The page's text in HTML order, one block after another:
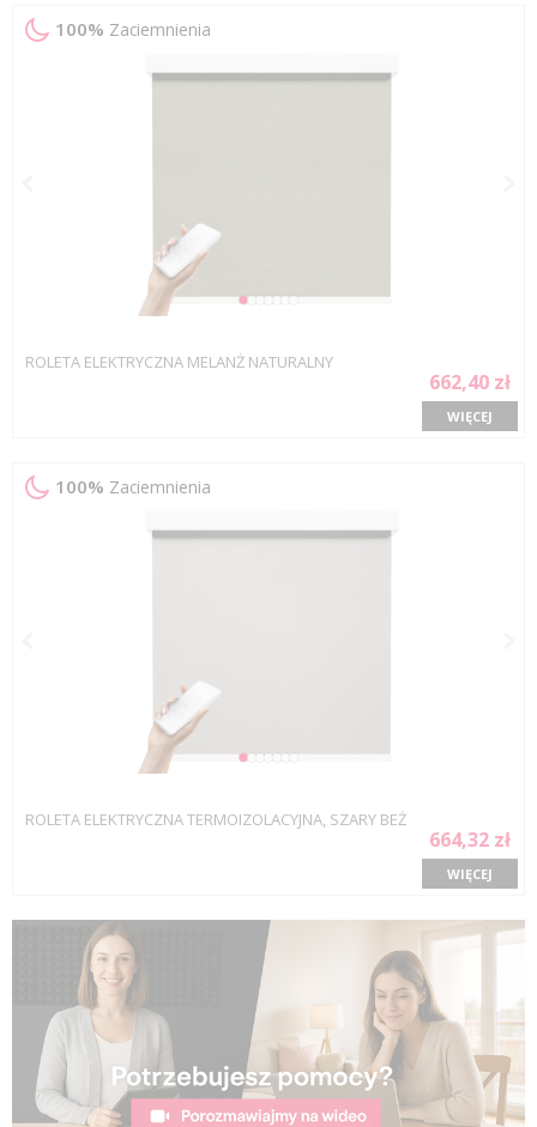
100% Zaciemnienia
ROLETA ELEKTRYCZNA MELANŻ NATURALNY
662,40 zł
WIĘCEJ
100% Zaciemnienia
ROLETA ELEKTRYCZNA TERMOIZOLACYJNA, SZARY BEŻ
664,32 zł
WIĘCEJ